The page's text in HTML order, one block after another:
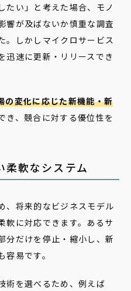
たい」と考えた場合、モノ
響が及ばないか慎重な調査
。しかしマイクロサービス
迅速に更新・リリースでき
の変化に応じた新機能・新
き、競合に対する優位性を
柔軟なシステム
、将来的なビジネスモデル
軟に対応できます。あるサ
分だけを停止・縮小し、新
易です。
術を選べるため、例えば